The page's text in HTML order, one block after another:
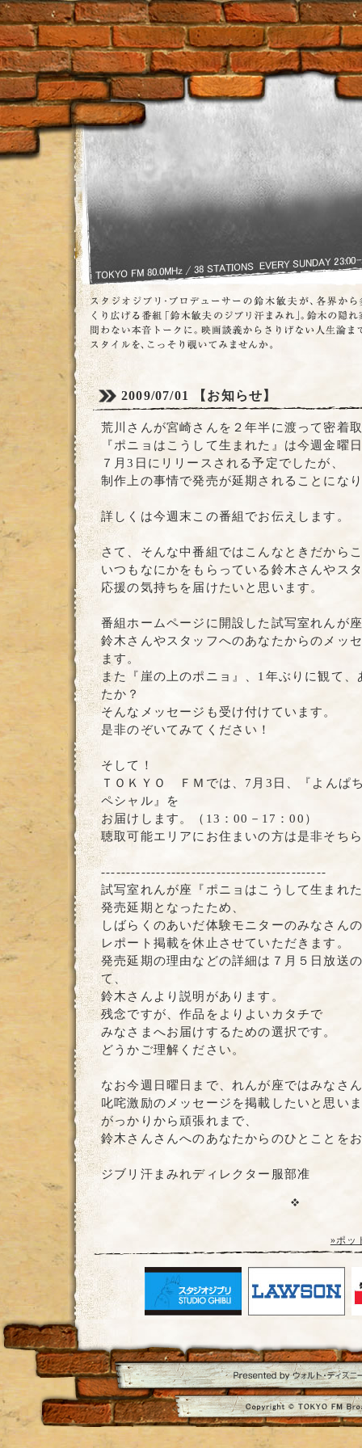
2009/07/01 【お知らせ】
荒川さんが宮崎さんを２年半に渡って密着
『ポニョはこうして生まれた』は今週金曜日
７月3日にリリースされる予定でしたが、
制作上の事情で発売が延期されることにな
詳しくは今週末この番組でお伝えします。
さて、そんな中番組ではこんなときだから
いつもなにかをもらっている鈴木さんやス
応援の気持ちを届けたいと思います。
番組ホームページに開設した試写室れんが
鈴木さんやスタッフへのあなたからのメッ
ます。
また『崖の上のポニョ』、1年ぶりに観て
たか？
そんなメッセージも受け付けています。
是非のぞいてみてください！
そして！
ＴＯＫＹＯ ＦＭでは、7月3日、『よんぱ
ペシャル』を
お届けします。（13：00－17：00）
聴取可能エリアにお住まいの方は是非そち
---------------------------------------------
試写室れんが座『ポニョはこうして生まれ
発売延期となったため、
しばらくのあいだ体験モニターのみなさんの
レポート掲載を休止させていただきます。
発売延期の理由などの詳細は７月５日放送
て、
鈴木さんより説明があります。
残念ですが、作品をよりよいカタチで
みなさまへお届けするための選択です。
どうかご理解ください。
なお今週日曜日まで、れんが座ではみなさ
叱咤激励のメッセージを掲載したいと思い
がっかりから頑張れまで、
鈴木さんさんへのあなたからのひとことを
ジブリ汗まみれディレクター服部准
»ポッ